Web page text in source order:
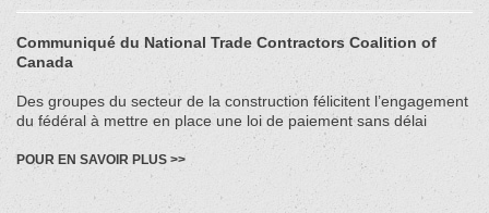
Communiqué du National Trade Contractors Coalition of
Canada
Des groupes du secteur de la construction félicitent l’engagement
du fédéral à mettre en place une loi de paiement sans délai
POUR EN SAVOIR PLUS >>